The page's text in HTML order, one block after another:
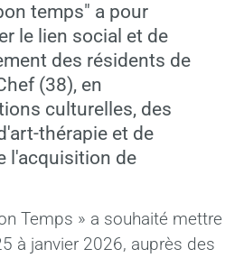
temps" a pour
le lien social et de
des résidents de
(38), en
culturelles, des
thérapie et de
l'acquisition de
Temps » a souhaité mettre
à janvier 2026, auprès des